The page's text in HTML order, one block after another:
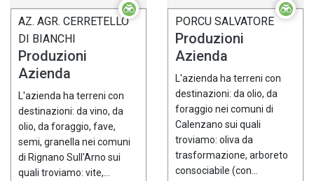
AZ. AGR. CERRETELLO
DI BIANCHI
Produzioni
Azienda
L'azienda ha terreni con
destinazioni: da vino, da
olio, da foraggio, fave,
semi, granella nei comuni
di Rignano Sull'Arno sui
quali troviamo: vite,...
PORCU SALVATORE
Produzioni
Azienda
L'azienda ha terreni con
destinazioni: da olio, da
foraggio nei comuni di
Calenzano sui quali
troviamo: oliva da
trasformazione, arboreto
consociabile (con...